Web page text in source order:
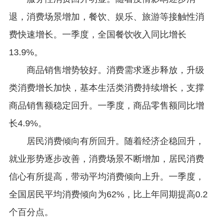
退，消费场景增加，餐饮、娱乐、旅游等接触性消
费快速增长。一季度，全国餐饮收入同比增长
13.9%。
商品销售增势较好。消费需求逐步释放，升级
类消费增长加快，基本生活类消费持续增长，支撑
商品销售额稳定回升。一季度，商品零售额同比增
长4.9%。
居民消费倾向有所回升。随着经济企稳回升，
就业形势逐步改善，消费场景不断增加，居民消费
信心有所提高，带动平均消费倾向上升。一季度，
全国居民平均消费倾向为62%，比上年同期提高0.2
个百分点。